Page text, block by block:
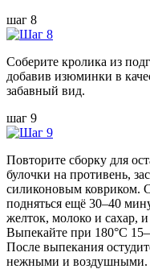
шаг 8
Соберите кролика из
добавив изюминки в
забавный вид.
шаг 9
Повторите сборку для
булочки на противень,
силиконовым ковриком.
подняться ещё 30–40
желток, молоко и сахар,
Выпекайте при 180°C
После выпекания
нежными и воздушными.